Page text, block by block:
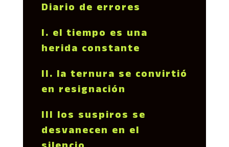
Diario de errores
I. el tiempo es una
herida constante
II. la ternura se convirtió
en resignación
III los suspiros se
desvanecen en el